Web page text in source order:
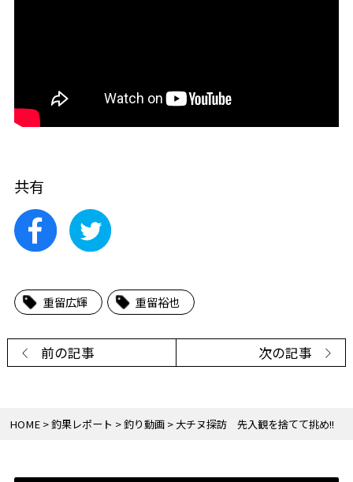
HOME 釣果レポート 釣り動画 大チヌ探訪 先入観を捨てて挑め!!
共有
重留広輝 重留裕也
前の記事 次の記事